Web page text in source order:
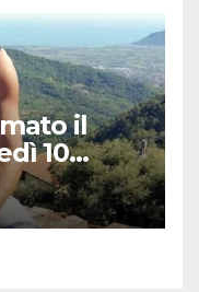
il
10
con